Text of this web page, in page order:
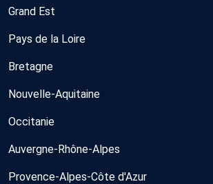
Grand Est
Pays de la Loire
Bretagne
Nouvelle-Aquitaine
Occitanie
Auvergne-Rhône-Alpes
Provence-Alpes-Côte d'Azur